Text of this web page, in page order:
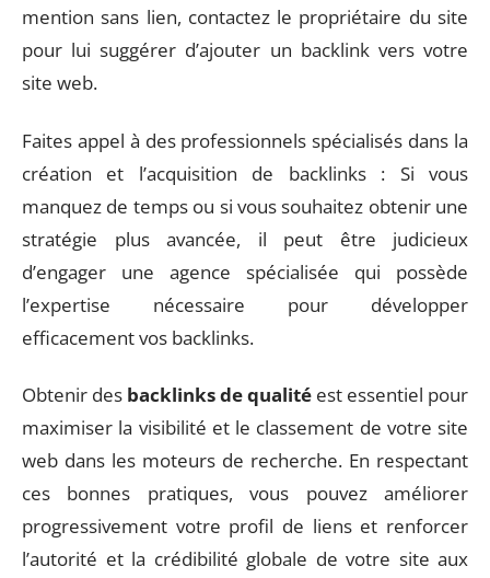
mention sans lien, contactez le propriétaire du site
pour lui suggérer d’ajouter un backlink vers votre
site web.
Faites appel à des professionnels spécialisés dans la
création et l’acquisition de backlinks : Si vous
manquez de temps ou si vous souhaitez obtenir une
stratégie plus avancée, il peut être judicieux
d’engager une agence spécialisée qui possède
l’expertise nécessaire pour développer
efficacement vos backlinks.
Obtenir des backlinks de qualité est essentiel pour
maximiser la visibilité et le classement de votre site
web dans les moteurs de recherche. En respectant
ces bonnes pratiques, vous pouvez améliorer
progressivement votre profil de liens et renforcer
l’autorité et la crédibilité globale de votre site aux